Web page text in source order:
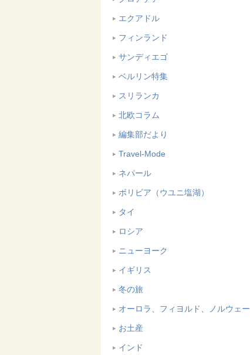
エクアドル
フィンランド
サンディエゴ
ベルリン特集
スリランカ
北欧コラム
編集部だより
Travel-Mode
ネパール
ボリビア（ウユニ塩湖）
タイ
ロシア
ニューヨーク
イギリス
冬の旅
オーロラ、フィヨルド、ノルウェー
お土産
インド